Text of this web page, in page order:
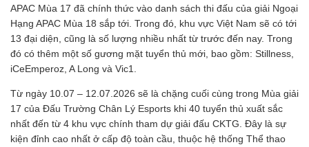
APAC Mùa 17 đã chính thức vào danh sách thi đấu của giải Ngoại
Hạng APAC Mùa 18 sắp tới. Trong đó, khu vực Việt Nam sẽ có tới
13 đại diện, cũng là số lượng nhiều nhất từ trước đến nay. Trong
đó có thêm một số gương mặt tuyển thủ mới, bao gồm: Stillness,
iCeEmperoz, A Long và Vic1.
Từ ngày 10.07 – 12.07.2026 sẽ là chặng cuối cùng trong Mùa giải
17 của Đấu Trường Chân Lý Esports khi 40 tuyển thủ xuất sắc
nhất đến từ 4 khu vực chính tham dự giải đấu CKTG. Đây là sự
kiện đỉnh cao nhất ở cấp độ toàn cầu, thuộc hệ thống Thể thao